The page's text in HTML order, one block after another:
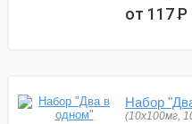
от 117Р
Набор
(10x100мг,